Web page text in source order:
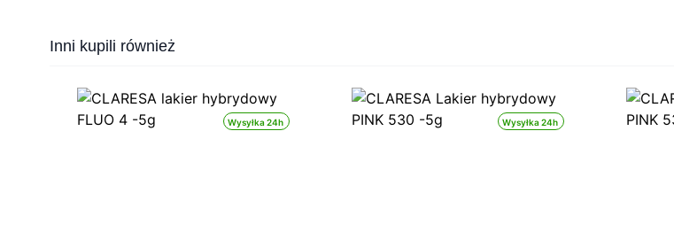
Press to skip carousel
Inni kupili również
Wysyłka 24h Wysyłka 24h